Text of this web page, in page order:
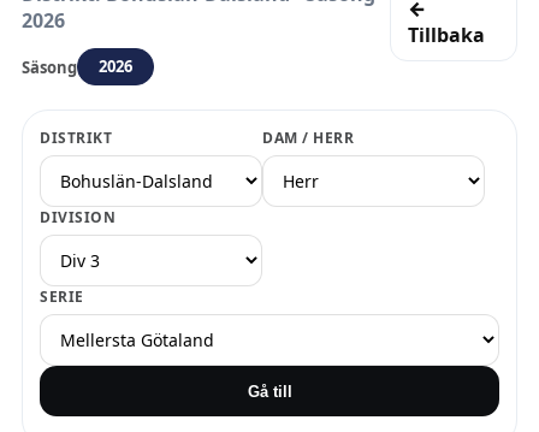
2026
Säsong 2026
←
Tillbaka
DISTRIKT DAM / HERR
DIVISION
SERIE
Gå till